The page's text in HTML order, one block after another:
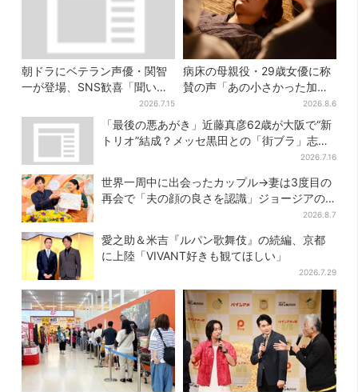
朝ドラにベテラン声優・関智
一が登場、SNS歓喜「聞いた
ことある声がすると思った
ら！」
2026.7.15
病床の母親役・29歳女優に称
賛の声「あの小さかった加恋
ちゃんが…」朝ドラ視聴者し
みじみ
2026.8.6
「最後の悪あがき」近藤真彦62歳が大阪で“新
トリオ”結成？メッセ黒田との「街ブラ」志願
2026.7.16
世界一周中に出会ったカップル→妻は3度目の
再会で「夫の顔の良さを認識」ジョージアの
2026.8.7
愛之助＆米吉『ルパン歌舞伎』の続編、京都
に上陸「VIVANT好きも観てほしい」
2026.7.29